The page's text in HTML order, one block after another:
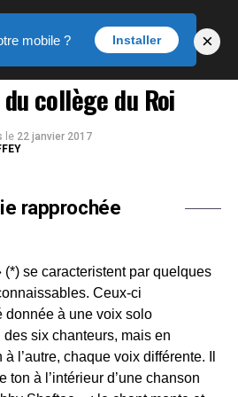
collège du Roi
le 22 janvier 2017
rapprochée
(*) se caracteristent par quelques
Ceux-ci
donnée à une voix solo
six chanteurs, mais en
l’autre, chaque voix différente. Il
ton à l’intérieur d’une chanson
mobile ? Installer ×